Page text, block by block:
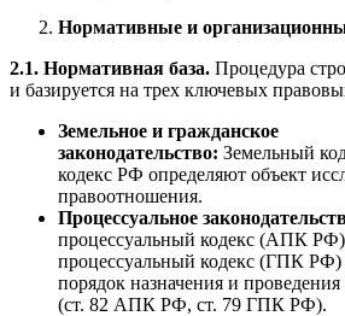
Нормативные и
2.1. Нормативная база. Процедура
и базируется на трех ключевых
Земельное и гражданское
законодательство: Земельный
кодекс РФ определяют объект
правоотношения.
Процессуальное
процессуальный кодекс (АПК
процессуальный кодекс (ГПК РФ)
порядок назначения и
(ст. 82 АПК РФ, ст. 79 ГПК РФ).